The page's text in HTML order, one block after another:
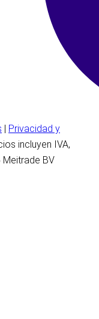
Privacidad y
incluyen IVA,
BV